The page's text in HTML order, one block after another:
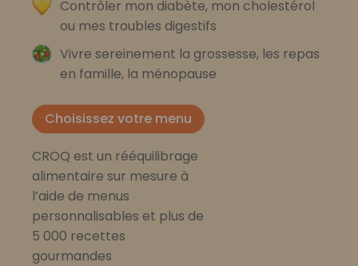
Contrôler mon diabète, mon cholestérol
ou mes troubles digestifs
Vivre sereinement la grossesse, les repas
en famille, la ménopause
Choisissez votre menu
CROQ est un rééquilibrage
alimentaire sur mesure à
l’aide de menus
personnalisables et plus de
5 000 recettes
gourmandes